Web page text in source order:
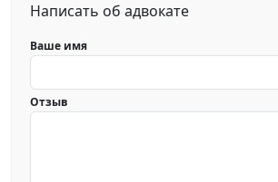
Написать об адвокате
Ваше имя
Отзыв